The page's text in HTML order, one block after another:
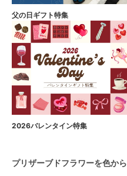
父の日ギフト特集
2026バレンタイン特集
プリザーブドフラワーを色か